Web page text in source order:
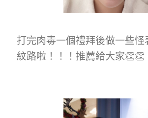
打完肉毒一個禮拜後做一些怪
紋路啦！！！推薦給大家👏👏